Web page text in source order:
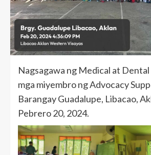
Nagsagawa ng Medical at
mga miyembro ng Advocacy
Barangay Guadalupe, Libacao,
Pebrero 20, 2024.